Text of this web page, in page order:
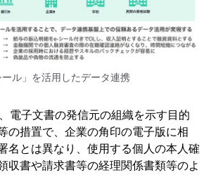
ール」を活用したデータ連携
電子文書の発信元の組織を示す目的
の措置で、企業の角印の電子版に相
名とは異なり、使用する個人の本人確
収書や請求書等の経理関係書類等のよ